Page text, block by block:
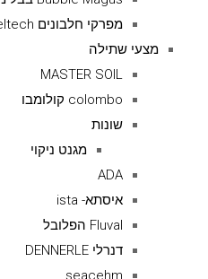
מפרקי חלבונים Deltech
מצעי שתילה
MASTER SOIL
colombo קולומבו
שונות
מגנט ניקוי
ADA
איסתא- ista
Fluval הפלובל
דנרלי DENNERLE
seacehm